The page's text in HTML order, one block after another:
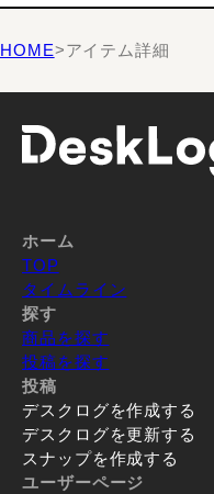
HOME>アイテム詳細
ホーム
TOP
タイムライン
探す
商品を探す
投稿を探す
投稿
デスクログを作成する
デスクログを更新する
スナップを作成する
ユーザーページ